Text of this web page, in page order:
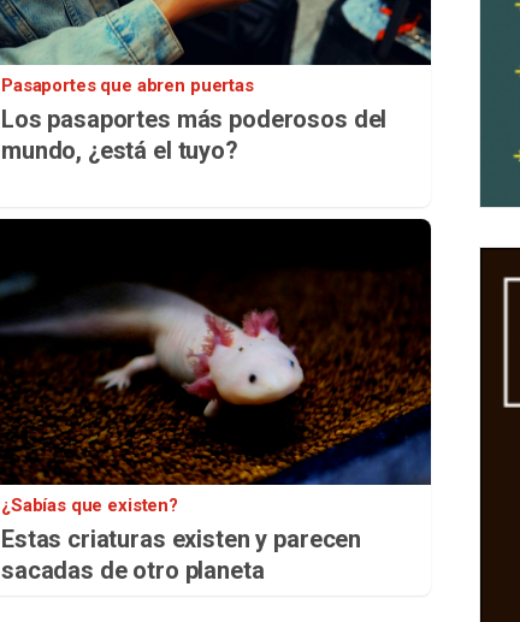
Pasaportes que abren puertas
Los pasaportes más poderosos del
mundo, ¿está el tuyo?
¿Sabías que existen?
Estas criaturas existen y parecen
sacadas de otro planeta